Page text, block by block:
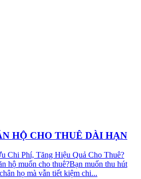
HỘ CHO THUÊ DÀI HẠN
Chi Phí, Tăng Hiệu Quả Cho Thuê?
hộ muốn cho thuê?Bạn muốn thu hút
họ mà vẫn tiết kiệm chi...